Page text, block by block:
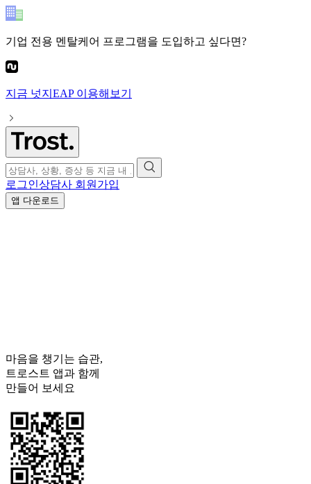
기업 전용 멘탈케어 프로그램을 도입하고 싶다면?
지금 넛지EAP이용해보기
로그인상담사 회원가입
앱 다운로드
마음을 챙기는 습관,
트로스트 앱과 함께
만들어 보세요